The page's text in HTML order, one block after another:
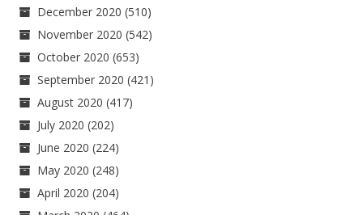
December 2020 (510)
November 2020 (542)
October 2020 (653)
September 2020 (421)
August 2020 (417)
July 2020 (202)
June 2020 (224)
May 2020 (248)
April 2020 (204)